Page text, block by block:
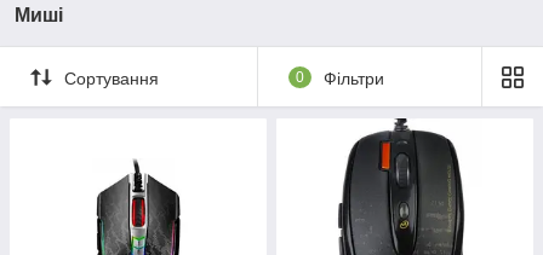
Миші
Сортування 0 Фільтри